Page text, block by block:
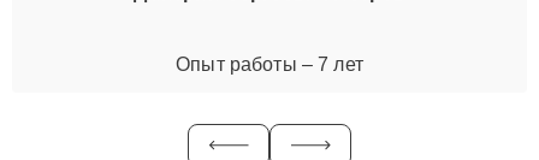
Опыт работы – 7 лет